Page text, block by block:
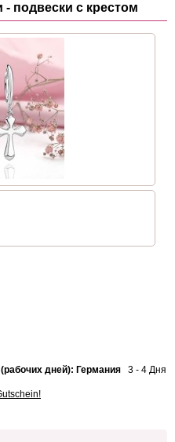
- подвески с крестом
дней): Германия 3 - 4 Дня